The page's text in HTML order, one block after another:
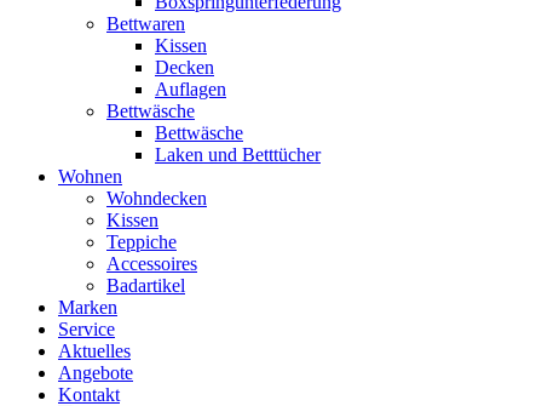
Bettwaren
Kissen
Decken
Auflagen
Bettwäsche
Bettwäsche
Laken und Betttücher
Wohnen
Wohndecken
Kissen
Teppiche
Accessoires
Badartikel
Marken
Service
Aktuelles
Angebote
Kontakt